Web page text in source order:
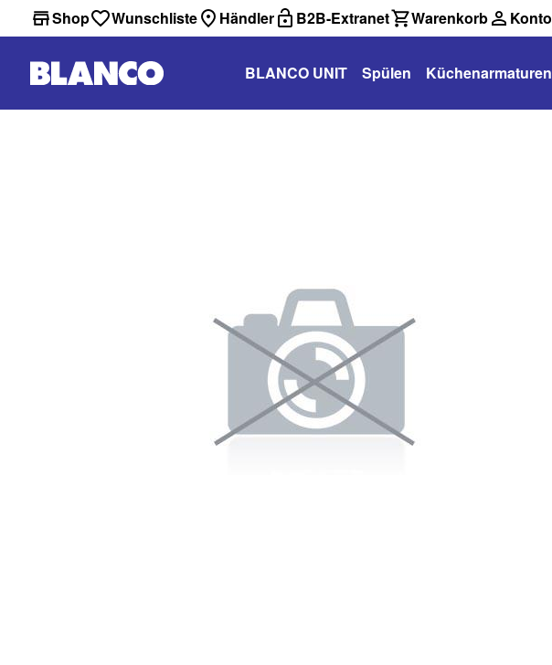
Shop Wunschliste Händler B2B-Extranet Warenkorb Konto
BLANCO UNIT Spülen Küchenarmaturen